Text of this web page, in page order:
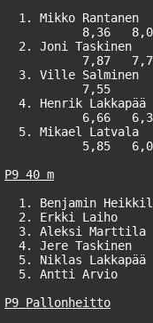
1. Mikko Rantanen
8,36
2. Joni Taskinen
7,87
3. Ville Salminen
7,55
4. Henrik Lakkapää
6,66
5. Mikael Latvala
5,85
P9 40 m
1. Benjamin
2. Erkki Laiho
3. Aleksi Marttila
4. Jere Taskinen
5. Niklas Lakkapää
5. Antti Arvio
P9 Pallonheitto